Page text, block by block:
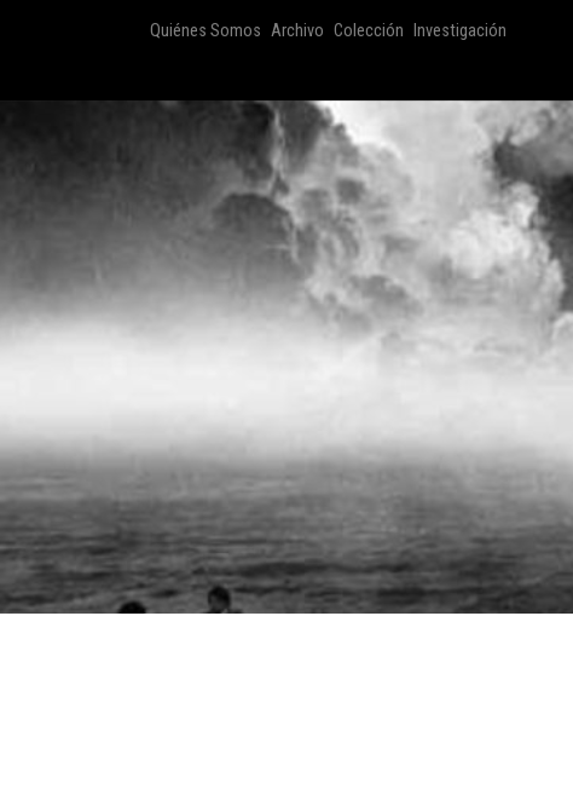
Quiénes Somos Archivo Colección Investigación